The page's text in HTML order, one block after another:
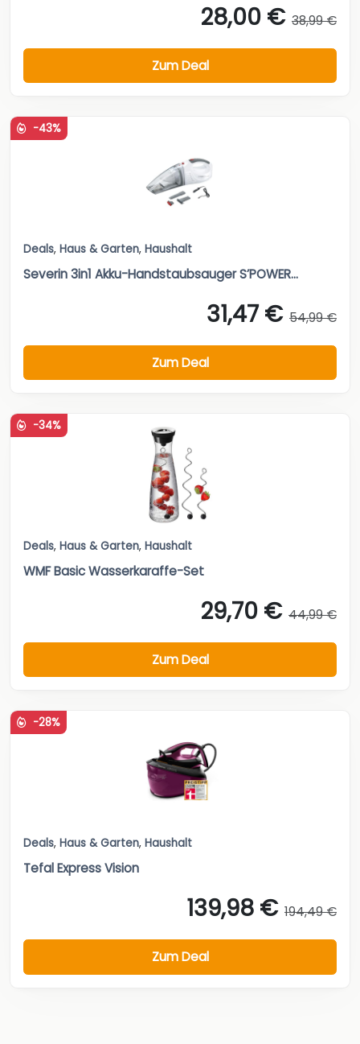
28,00 € 38,99 €
Zum Deal
-43%
Deals, Haus & Garten, Haushalt
Severin 3in1 Akku-Handstaubsauger S’POWER...
31,47 € 54,99 €
Zum Deal
-34%
Deals, Haus & Garten, Haushalt
WMF Basic Wasserkaraffe-Set
29,70 € 44,99 €
Zum Deal
-28%
Deals, Haus & Garten, Haushalt
Tefal Express Vision
139,98 € 194,49 €
Zum Deal